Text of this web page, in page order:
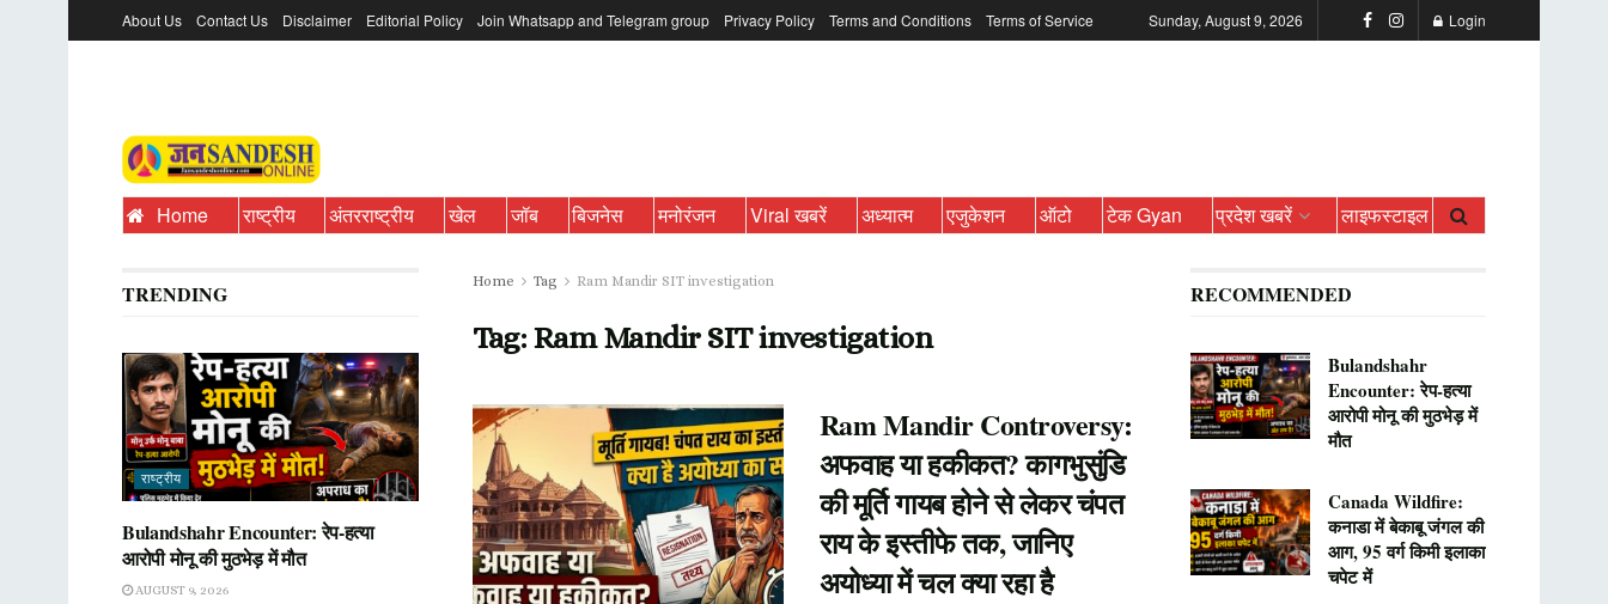
About Us Contact Us Disclaimer Editorial Policy Join Whatsapp and Telegram group Privacy Policy Terms and Conditions Terms of Service Sunday, August 9, 2026 Login
Home राष्ट्रीय अंतरराष्ट्रीय खेल जॉब बिजनेस मनोरंजन Viral खबरें अध्यात्म एजुकेशन ऑटो टेक Gyan प्रदेश खबरें लाइफस्टाइल
Home Tag Ram Mandir SIT investigation
Tag: Ram Mandir SIT investigation
Ram Mandir Controversy:
अफवाह या हकीकत? कागभुसुंडि
की मूर्ति गायब होने से लेकर चंपत
राय के इस्तीफे तक, जानिए
अयोध्या में चल क्या रहा है
TRENDING
राष्ट्रीय
Bulandshahr Encounter: रेप-हत्या
आरोपी मोनू की मुठभेड़ में मौत
AUGUST 9, 2026
RECOMMENDED
Bulandshahr
Encounter: रेप-हत्या
आरोपी मोनू की मुठभेड़ में
मौत
Canada Wildfire:
कनाडा में बेकाबू जंगल की
आग, 95 वर्ग किमी इलाका
चपेट में